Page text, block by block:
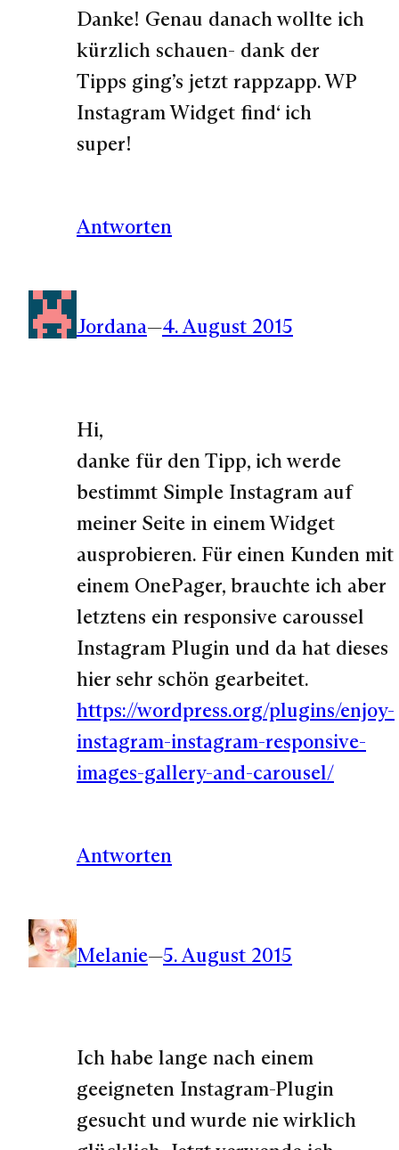
Danke! Genau danach wollte ich
kürzlich schauen- dank der
Tipps ging’s jetzt rappzapp. WP
Instagram Widget find‘ ich
super!
Antworten
Jordana—4. August 2015
Hi,
danke für den Tipp, ich werde
bestimmt Simple Instagram auf
meiner Seite in einem Widget
ausprobieren. Für einen Kunden mit
einem OnePager, brauchte ich aber
letztens ein responsive caroussel
Instagram Plugin und da hat dieses
hier sehr schön gearbeitet.
https://wordpress.org/plugins/enjoy-
instagram-instagram-responsive-
images-gallery-and-carousel/
Antworten
Melanie—5. August 2015
Ich habe lange nach einem
geeigneten Instagram-Plugin
gesucht und wurde nie wirklich